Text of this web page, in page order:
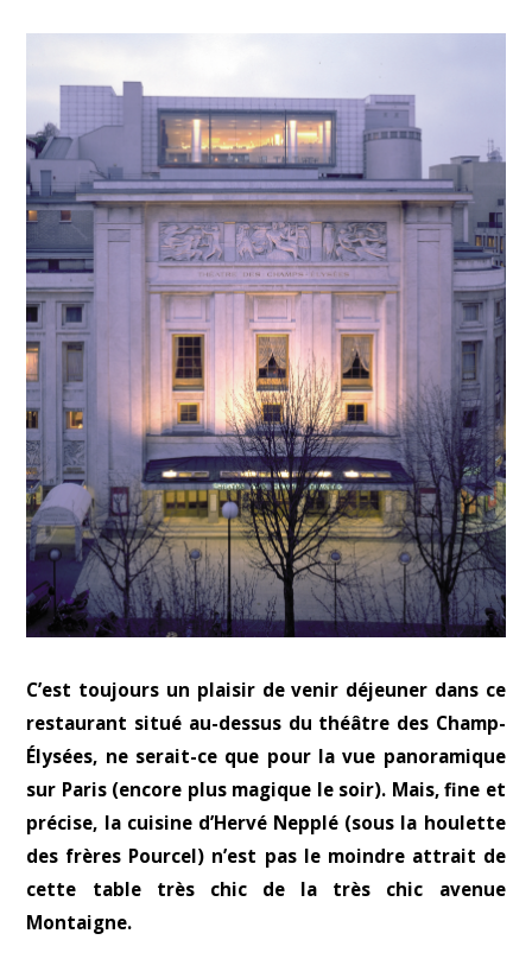
C’est toujours un plaisir de venir déjeuner dans ce
restaurant situé au-dessus du théâtre des Champ-
Élysées, ne serait-ce que pour la vue panoramique
sur Paris (encore plus magique le soir). Mais, fine et
précise, la cuisine d’Hervé Nepplé (sous la houlette
des frères Pourcel) n’est pas le moindre attrait de
cette table très chic de la très chic avenue
Montaigne.